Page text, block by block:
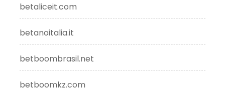
betaliceit.com
betanoitalia.it
betboombrasil.net
betboomkz.com